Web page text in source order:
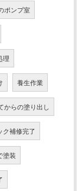
ポンプ室
理
養生作業
からの塗り出し
ク補修完了
塗装